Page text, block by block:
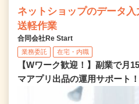
ネットショップのデータ
送軽作業
合同会社Re Start
業務委託 在宅・内職
【Wワーク歓迎！】副業で月
マアプリ出品の運用サポート